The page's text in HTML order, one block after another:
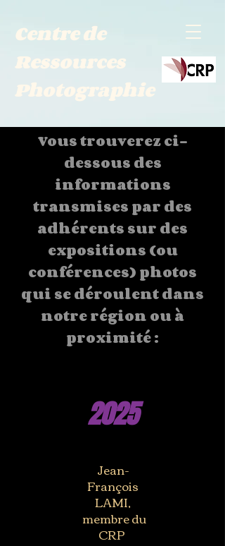
Centre de
Ressources
Photographie
Vous trouverez ci-
dessousdes
informations
transmises par des
adhérents sur des
expositions(ou
conférences)photos
qui se déroulent dans
notre région ou à
proximité :
2025
Jean-
François
LAMI,
membre du
CRP